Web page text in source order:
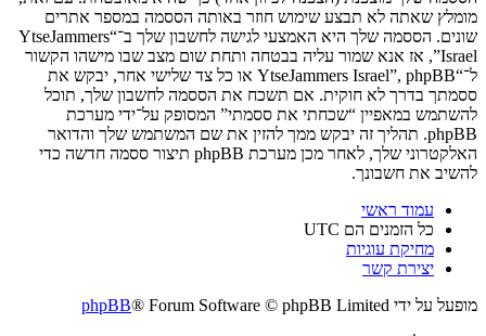
מומלץ שאתה לא תבצע שימוש חוזר באותה הססמה במספר אתרים
שונים. הססמה שלך היא האמצעי לגישה לחשבון שלך ב־“YtseJammers
Israel”, אז אנא שמור עליה בבטחה ותחת שום מצב שבו מישהו הקשור
ל־“YtseJammers Israel”, phpBB או כל צד שלישי אחר, יבקש את
ססמתך בדרך לא חוקית. אם תשכח את הססמה לחשבון שלך, תוכל
להשתמש במאפיין “שכחתי את ססמתי” המסופק על־ידי מערכת
phpBB. תהליך זה יבקש ממך להזין את שם המשתמש שלך והדואר
האלקטרוני שלך, לאחר מכן מערכת phpBB תיצור ססמה חדשה כדי
להשיב את חשבונך.
עמוד ראשי
כל הזמנים הם UTC
מחיקת עוגיות
יצירת קשר
מופעל על ידי
phpBB® Forum Software © phpBB Limited